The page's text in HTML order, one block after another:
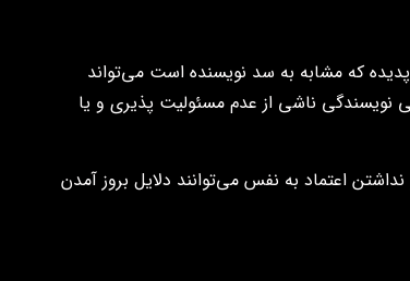
که مشابه به سد نویسنده است می‌تواند
نویسندگی ناشی از عدم مسئولیت پذیری و یا
اعتماد به نفس می‌توانند دلایل بروز آمدن